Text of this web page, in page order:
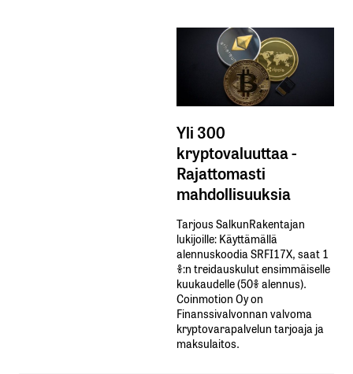
Yli 300
kryptovaluuttaa -
Rajattomasti
mahdollisuuksia
Tarjous SalkunRakentajan
lukijoille: Käyttämällä​ ​
alennuskoodia​ ​SRFI17X,​ ​saat​ ​1
%:n treidauskulut​ ​ensimmäiselle​ ​
kuukaudelle​ ​(50%​ ​alennus).
Coinmotion Oy on
Finanssivalvonnan valvoma
kryptovarapalvelun tarjoaja ja
maksulaitos.